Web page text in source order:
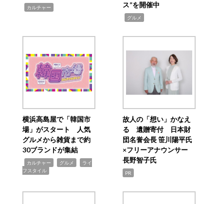
カルチャー
ス”を開催中
グルメ
横浜高島屋で「韓国市
場」がスタート 人気
グルメから雑貨まで約
30ブランドが集結
カルチャー グルメ
ライ
フスタイル
故人の「想い」かなえ
る 遺贈寄付 日本財
団名誉会長 笹川陽平氏
×フリーアナウンサー
長野智子氏
PR